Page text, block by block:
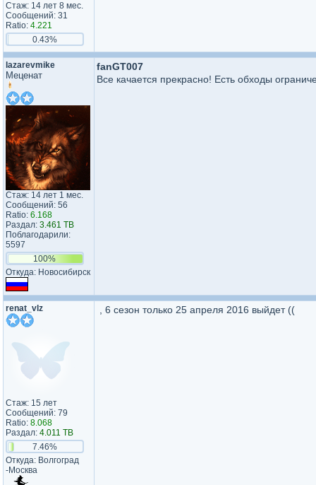
Стаж: 14 лет 8 мес.
Сообщений: 31
Ratio: 4.221
0.43%
lazarevmike
Меценат
Стаж: 14 лет 1 мес.
Сообщений: 56
Ratio: 6.168
Раздал: 3.461 TB
Поблагодарили:
5597
100%
Откуда: Новосибирск
fanGT007
Все качается прекрасно! Есть обходы
renat_vlz
Стаж: 15 лет
Сообщений: 79
Ratio: 8.068
Раздал: 4.011 TB
7.46%
Откуда: Волгоград​
-Москва​
, 6 сезон только 25 апреля 2016 выйдет ((